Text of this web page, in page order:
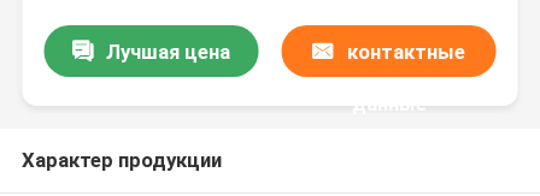
Лучшая цена контактные
данные
Характер продукции